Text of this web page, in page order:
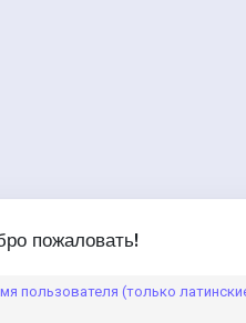
пожаловать!
пользователя (только